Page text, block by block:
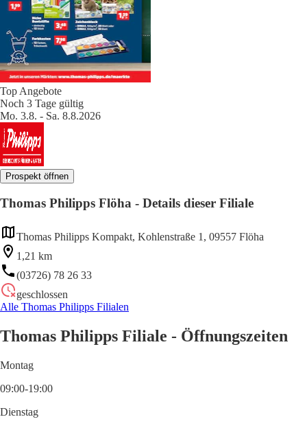
Top Angebote
Noch 3 Tage gültig
Mo. 3.8. - Sa. 8.8.2026
Prospekt öffnen
Thomas Philipps Flöha - Details dieser Filiale
Thomas Philipps Kompakt, Kohlenstraße 1, 09557 Flöha
1,21 km
(03726) 78 26 33
geschlossen
Alle Thomas Philipps Filialen
Thomas Philipps Filiale - Öffnungszeiten
Montag
09:00-19:00
Dienstag